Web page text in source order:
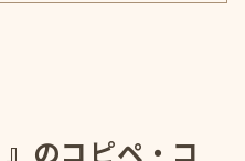
』のコピペ・コ